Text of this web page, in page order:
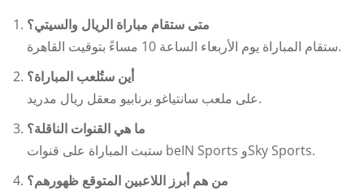
متى ستقام مباراة الريال والسيتي؟
ستقام المباراة يوم الأربعاء الساعة 10 مساءً بتوقيت القاهرة.
أين ستُلعب المباراة؟
على ملعب سانتياغو برنابيو معقل ريال مدريد.
ما هي القنوات الناقلة؟
ستبث المباراة على قنوات beIN Sports وSky Sports.
من هم أبرز اللاعبين المتوقع ظهورهم؟